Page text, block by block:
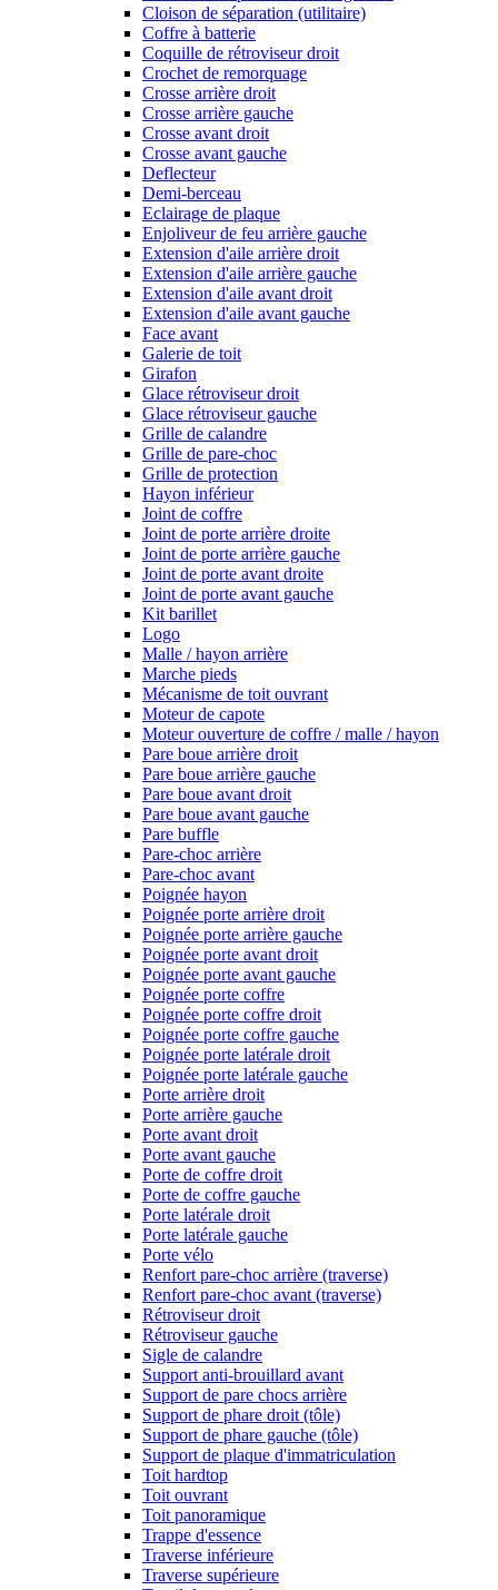
Cloison de séparation (utilitaire)
Coffre à batterie
Coquille de rétroviseur droit
Crochet de remorquage
Crosse arrière droit
Crosse arrière gauche
Crosse avant droit
Crosse avant gauche
Deflecteur
Demi-berceau
Eclairage de plaque
Enjoliveur de feu arrière gauche
Extension d'aile arrière droit
Extension d'aile arrière gauche
Extension d'aile avant droit
Extension d'aile avant gauche
Face avant
Galerie de toit
Girafon
Glace rétroviseur droit
Glace rétroviseur gauche
Grille de calandre
Grille de pare-choc
Grille de protection
Hayon inférieur
Joint de coffre
Joint de porte arrière droite
Joint de porte arrière gauche
Joint de porte avant droite
Joint de porte avant gauche
Kit barillet
Logo
Malle / hayon arrière
Marche pieds
Mécanisme de toit ouvrant
Moteur de capote
Moteur ouverture de coffre / malle / hayon
Pare boue arrière droit
Pare boue arrière gauche
Pare boue avant droit
Pare boue avant gauche
Pare buffle
Pare-choc arrière
Pare-choc avant
Poignée hayon
Poignée porte arrière droit
Poignée porte arrière gauche
Poignée porte avant droit
Poignée porte avant gauche
Poignée porte coffre
Poignée porte coffre droit
Poignée porte coffre gauche
Poignée porte latérale droit
Poignée porte latérale gauche
Porte arrière droit
Porte arrière gauche
Porte avant droit
Porte avant gauche
Porte de coffre droit
Porte de coffre gauche
Porte latérale droit
Porte latérale gauche
Porte vélo
Renfort pare-choc arrière (traverse)
Renfort pare-choc avant (traverse)
Rétroviseur droit
Rétroviseur gauche
Sigle de calandre
Support anti-brouillard avant
Support de pare chocs arrière
Support de phare droit (tôle)
Support de phare gauche (tôle)
Support de plaque d'immatriculation
Toit hardtop
Toit ouvrant
Toit panoramique
Trappe d'essence
Traverse inférieure
Traverse supérieure